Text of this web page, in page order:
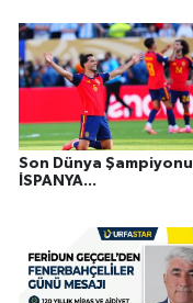
Son Dünya Şampiyonu
İSPANYA...